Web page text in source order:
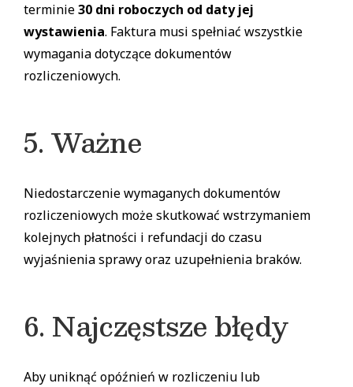
terminie30 dni roboczych od daty jej
wystawienia. Faktura musi spełniać wszystkie
wymagania dotyczące dokumentów
rozliczeniowych.
5. Ważne
Niedostarczenie wymaganych dokumentów
rozliczeniowych może skutkować wstrzymaniem
kolejnych płatności i refundacji do czasu
wyjaśnienia sprawy oraz uzupełnienia braków.
6. Najczęstsze błędy
Aby uniknąć opóźnień w rozliczeniu lub